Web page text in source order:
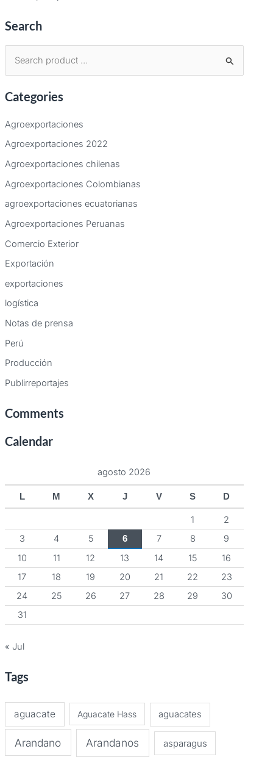
Search
s
p
o
r
:
Categories
Agroexportaciones
Agroexportaciones 2022
Agroexportaciones chilenas
Agroexportaciones Colombianas
agroexportaciones ecuatorianas
Agroexportaciones Peruanas
Comercio Exterior
Exportación
exportaciones
logística
Notas de prensa
Perú
Producción
Publirreportajes
Comments
Calendar
agosto 2026
L M X J V S D
1
2
3
4 5 6 7 8
9
10
11 12 13 14 15
16
17
18 19 20 21 22
23
24
25 26 27 28 29
30
31
« Jul
Tags
aguacate Aguacate Hass aguacates
Arandano Arandanos asparagus